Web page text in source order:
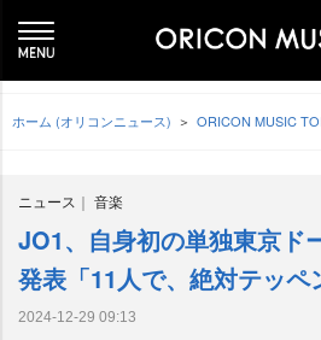
ホーム (オリコンニュース) ORICON MUSIC
ニュース 音楽
JO1、自身初の単独東京ド
発表「11人で、絶対テッペ
2024-12-29 09:13